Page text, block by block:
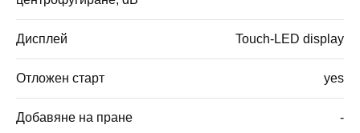
Дисплей Touch-LED display
Отложен старт yes
Добавяне на пране -